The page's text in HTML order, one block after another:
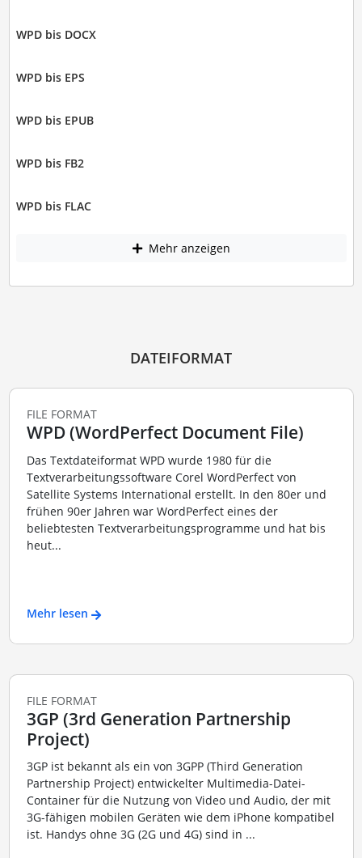
WPD bis DOCX
WPD bis EPS
WPD bis EPUB
WPD bis FB2
WPD bis FLAC
Mehr anzeigen
DATEIFORMAT
FILE FORMAT
WPD (WordPerfect Document File)
Das Textdateiformat WPD wurde 1980 für die
Textverarbeitungssoftware Corel WordPerfect von
Satellite Systems International erstellt. In den 80er und
frühen 90er Jahren war WordPerfect eines der
beliebtesten Textverarbeitungsprogramme und hat bis
heut...
Mehr lesen
FILE FORMAT
3GP (3rd Generation Partnership
Project)
3GP ist bekannt als ein von 3GPP (Third Generation
Partnership Project) entwickelter Multimedia-Datei-
Container für die Nutzung von Video und Audio, der mit
3G-fähigen mobilen Geräten wie dem iPhone kompatibel
ist. Handys ohne 3G (2G und 4G) sind in ...